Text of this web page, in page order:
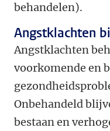
behandelen).
Angstklachten
Angstklachten
voorkomende en
Onbehandeld
bestaan en